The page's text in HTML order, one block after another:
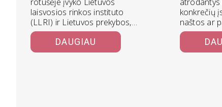
laisvosios rinkos instituto
(LLRI) ir Lietuvos prekybos,
pramonės ir amatų rūmų
asociacijos (LPPARA)
surengtos…
DAUGIAU
konkrečių
naštos ar
savo